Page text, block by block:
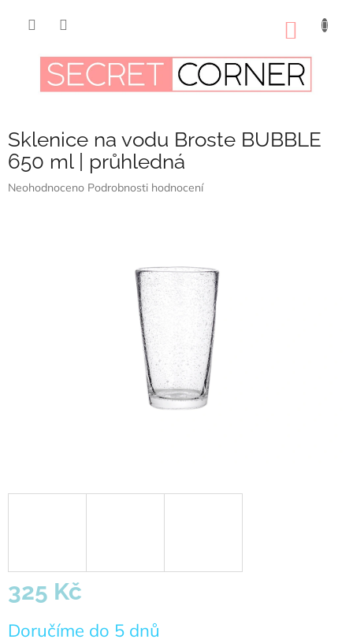
Sklenice na vodu Broste BUBBLE
650 ml | průhledná
Průměrné
Neohodnoceno Podrobnosti hodnocení
325 Kč
cena:
Doručíme do 5 dnů